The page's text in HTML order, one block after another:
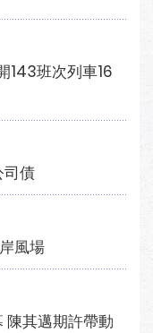
143班次列車16
司債
風場
陳其邁期許帶動